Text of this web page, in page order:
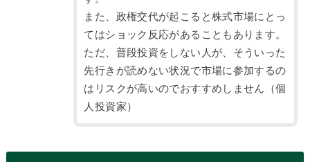
また、政権交代が起こると株式市場にとっ
てはショック反応があることもあります。
ただ、普段投資をしない人が、そういった
先行きが読めない状況で市場に参加するの
はリスクが高いのでおすすめしません（個
人投資家）